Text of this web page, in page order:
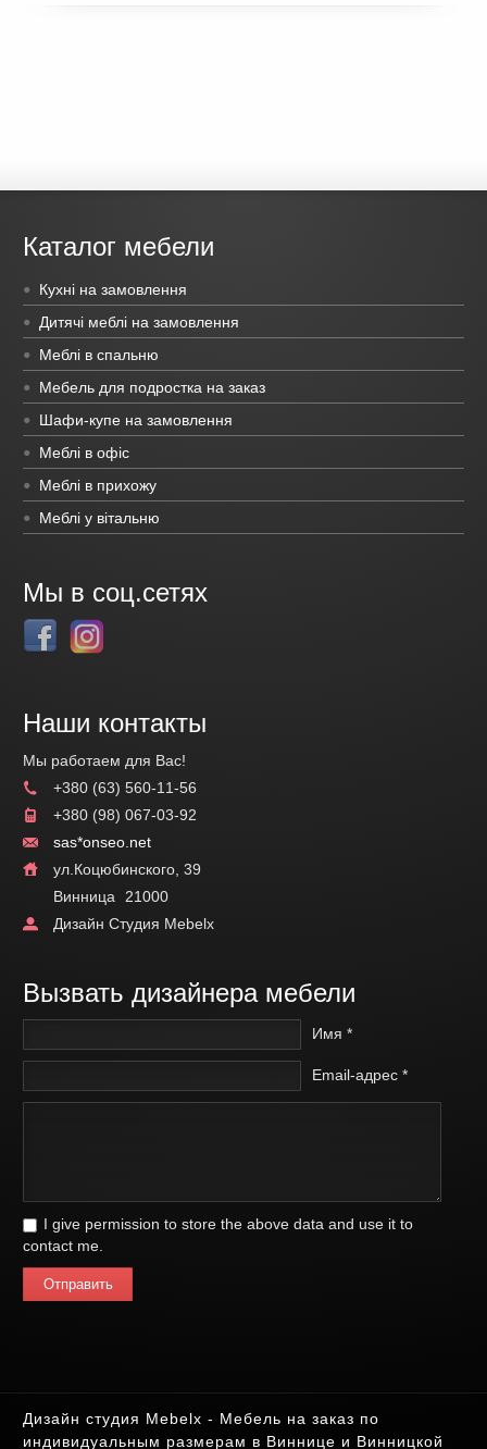
Каталог мебели
Кухні на замовлення
Дитячі меблі на замовлення
Меблі в спальню
Мебель для подростка на заказ
Шафи-купе на замовлення
Меблі в офіс
Меблі в прихожу
Меблі у вітальню
Мы в соц.сетях
Наши контакты
Мы работаем для Вас!
+380 (63) 560-11-56
+380 (98) 067-03-92
sas*onseo.net
ул.Коцюбинского, 39
Винница
21000
Дизайн Студия Mebelx
Вызвать дизайнера мебели
Имя *
Email-адрес *
I give permission to store the above data and use it to
contact me.
Отправить
Дизайн студия Mebelx - Мебель на заказ по
индивидуальным размерам в Виннице и Винницкой